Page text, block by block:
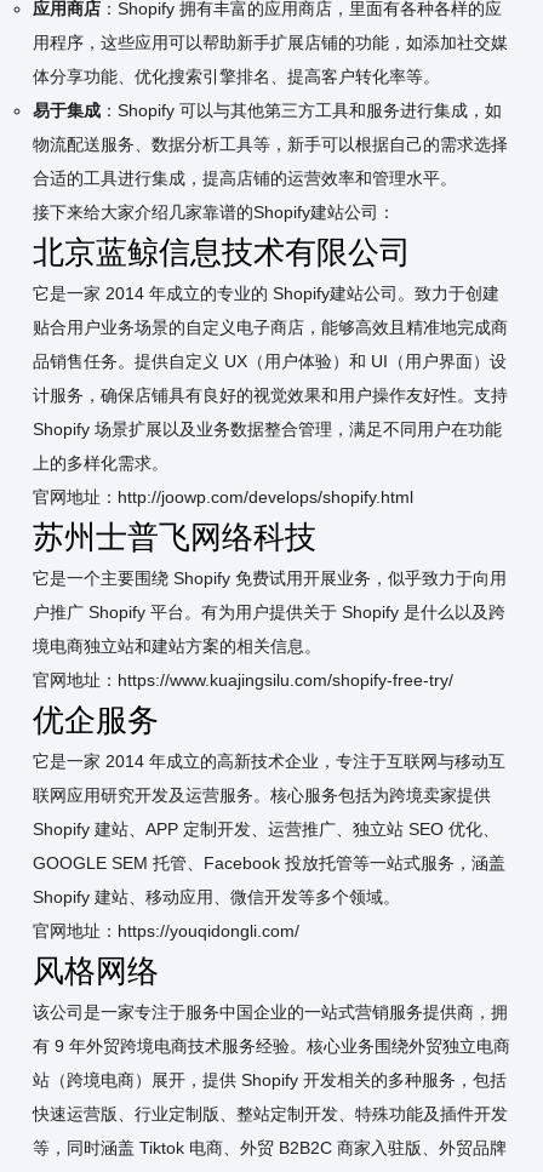
应用商店：Shopify 拥有丰富的应用商店，里面有各种各样的应
用程序，这些应用可以帮助新手扩展店铺的功能，如添加社交媒
体分享功能、优化搜索引擎排名、提高客户转化率等。
易于集成：Shopify 可以与其他第三方工具和服务进行集成，如
物流配送服务、数据分析工具等，新手可以根据自己的需求选择
合适的工具进行集成，提高店铺的运营效率和管理水平。
接下来给大家介绍几家靠谱的Shopify建站公司：
北京蓝鲸信息技术有限公司
它是一家 2014 年成立的专业的 Shopify建站公司。致力于创建
贴合用户业务场景的自定义电子商店，能够高效且精准地完成商
品销售任务。提供自定义 UX（用户体验）和 UI（用户界面）设
计服务，确保店铺具有良好的视觉效果和用户操作友好性。支持
Shopify 场景扩展以及业务数据整合管理，满足不同用户在功能
上的多样化需求。
官网地址：http://joowp.com/develops/shopify.html
苏州士普飞网络科技
它是一个主要围绕 Shopify 免费试用开展业务，似乎致力于向用
户推广 Shopify 平台。有为用户提供关于 Shopify 是什么以及跨
境电商独立站和建站方案的相关信息。
官网地址：https://www.kuajingsilu.com/shopify-free-try/
优企服务
它是一家 2014 年成立的高新技术企业，专注于互联网与移动互
联网应用研究开发及运营服务。核心服务包括为跨境卖家提供
Shopify 建站、APP 定制开发、运营推广、独立站 SEO 优化、
GOOGLE SEM 托管、Facebook 投放托管等一站式服务，涵盖
Shopify 建站、移动应用、微信开发等多个领域。
官网地址： https://youqidongli.com/
风格网络
该公司是一家专注于服务中国企业的一站式营销服务提供商，拥
有 9 年外贸跨境电商技术服务经验。核心业务围绕外贸独立电商
站（跨境电商）展开，提供 Shopify 开发相关的多种服务，包括
快速运营版、行业定制版、整站定制开发、特殊功能及插件开发
等，同时涵盖 Tiktok 电商、外贸 B2B2C 商家入驻版、外贸品牌